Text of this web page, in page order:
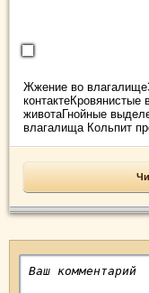
Жжение во
животаГнойные
влагалища Кольпит